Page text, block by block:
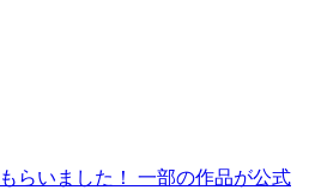
らいました！ 一部の作品が公式